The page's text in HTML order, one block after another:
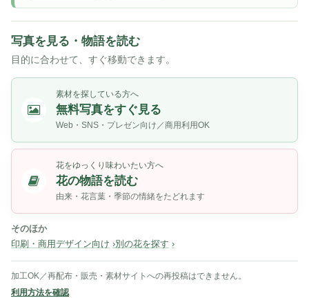
写真を見る・物語を読む
目的に合わせて、すぐ移動できます。
素材を探している方へ
無料写真をすぐ見る
Web・SNS・プレゼン向け／商用利用OK
花をゆっくり味わいたい方へ
花の物語を読む
由来・花言葉・季節の情緒をたどれます
そのほか
印刷・商用デザイン向け
別の花を探す
加工OK／再配布・販売・素材サイトへの再投稿はできません。
利用方法を確認